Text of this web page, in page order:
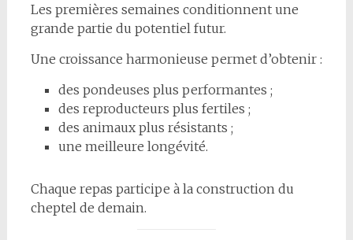
Les premières semaines conditionnent une
grande partie du potentiel futur.
Une croissance harmonieuse permet d’obtenir :
des pondeuses plus performantes ;
des reproducteurs plus fertiles ;
des animaux plus résistants ;
une meilleure longévité.
Chaque repas participe à la construction du
cheptel de demain.